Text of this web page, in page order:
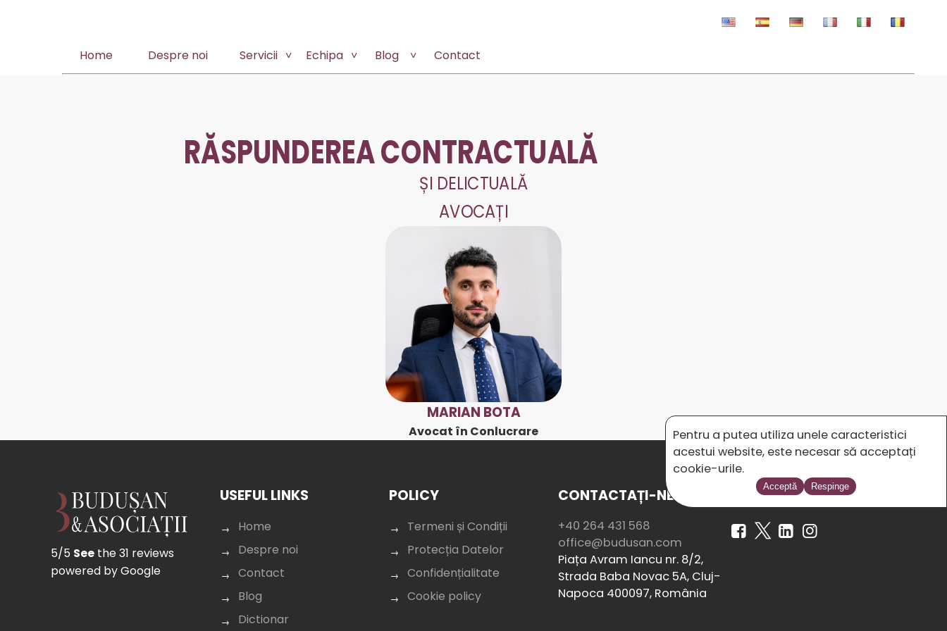
Home Despre noi Servicii Echipa Blog Contact
RĂSPUNDEREA CONTRACTUALĂ
ȘI DELICTUALĂ
AVOCAȚI
MARIAN BOTA
Avocat în Conlucrare
5/5 See the 31 reviews
powered by Google
USEFUL LINKS
Home
Despre noi
Contact
Blog
Dictionar
POLICY
Termeni și Condiții
Protecția Datelor
Confidențialitate
Cookie policy
CONTACTAȚI-NE
+40 264 431 568
office@budusan.com
Piața Avram Iancu nr. 8/2,
Strada Baba Novac 5A, Cluj-
Napoca 400097, România
SOCIAL MEDIA
Pentru a putea utiliza unele caracteristici
acestui website, este necesar să acceptați
cookie-urile.
Acceptă Respinge